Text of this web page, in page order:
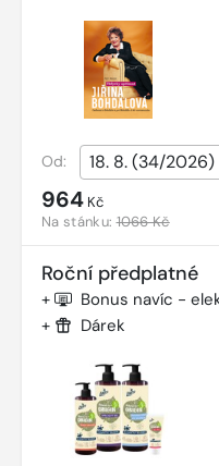
Od:
964 Kč
Na stánku:1066 Kč
Roční předplatné
+ Bonus navíc -
+ Dárek